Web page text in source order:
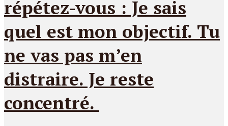
répétez-vous : Je sais
quel est mon objectif. Tu
ne vas pas m’en
distraire. Je reste
concentré.